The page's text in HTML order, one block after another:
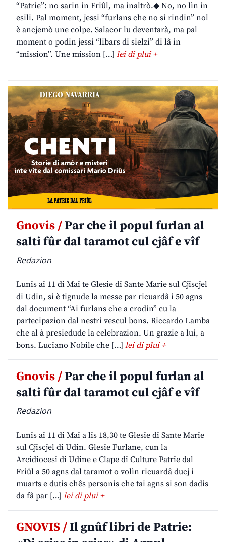
“Patrie”: no sarin in Friûl, ma inaltrò.◆ No, no lìn in
esili. Pal moment, jessi “furlans che no si rindin” nol
è ancjemò une colpe. Salacor lu deventarà, ma pal
moment o podin jessi “libars di sielzi” di lâ in
“mission”. Une mission […] lei di plui +
Gnovis /Par che il popul furlan al
salti fûr dal taramot cul cjâf e vîf
Redazion
Lunis ai 11 di Mai te Glesie di Sante Marie sul Cjiscjel
di Udin, si è tignude la messe par ricuardâ i 50 agns
dal document “Ai furlans che a crodin” cu la
partecipazion dal nestri vescul bons. Riccardo Lamba
che al à presiedude la celebrazion. Un grazie a lui, a
bons. Luciano Nobile che […] lei di plui +
Gnovis /Par che il popul furlan al
salti fûr dal taramot cul cjâf e vîf
Redazion
Lunis ai 11 di Mai a lis 18,30 te Glesie di Sante Marie
sul Cjiscjel di Udin. Glesie Furlane, cun la
Arcidiocesi di Udine e Clape di Culture Patrie dal
Friûl a 50 agns dal taramot o volìn ricuardâ ducj i
muarts e dutis chês personis che tai agns si son dadis
da fâ par […] lei di plui +
GNOVIS /Il gnûf libri de Patrie: